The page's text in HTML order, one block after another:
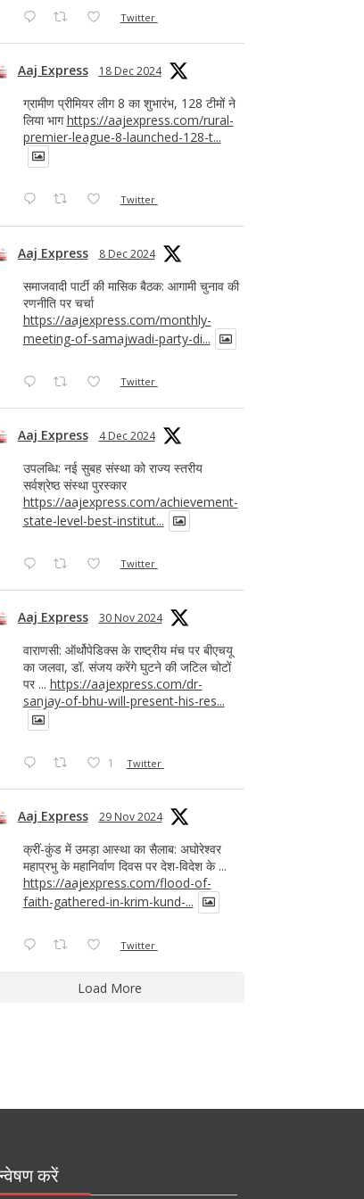
Twitter
Aaj Express 18 Dec 2024
ग्रामीण प्रीमियर लीग 8 का शुभारंभ, 128 टीमों ने
लिया भागhttps://aajexpress.com/rural-
premier-league-8-launched-128-t...
Twitter
Aaj Express 8 Dec 2024
समाजवादी पार्टी की मासिक बैठक: आगामी चुनाव की
रणनीति पर चर्चा
https://aajexpress.com/monthly-
meeting-of-samajwadi-party-di...
Twitter
Aaj Express 4 Dec 2024
उपलब्धि: नई सुबह संस्था को राज्य स्तरीय
सर्वश्रेष्ठ संस्था पुरस्कार
https://aajexpress.com/achievement-
state-level-best-institut...
Twitter
Aaj Express 30 Nov 2024
वाराणसी: ऑर्थोपेडिक्स के राष्ट्रीय मंच पर बीएचयू
का जलवा, डॉ. संजय करेंगे घुटने की जटिल चोटों
पर ... https://aajexpress.com/dr-
sanjay-of-bhu-will-present-his-res...
1 Twitter
Aaj Express 29 Nov 2024
क्रीं-कुंड में उमड़ा आस्था का सैलाब: अघोरेश्वर
महाप्रभु के महानिर्वाण दिवस पर देश-विदेश के ...
https://aajexpress.com/flood-of-
faith-gathered-in-krim-kund-...
Twitter
Load More
करें